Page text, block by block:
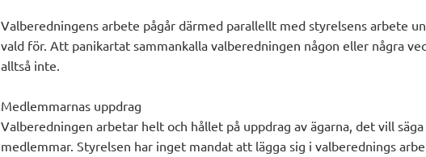
Valberedningens arbete pågår därmed parallellt med styrelsens arbete
vald för. Att panikartat sammankalla valberedningen någon eller några
alltså inte.
Medlemmarnas uppdrag
Valberedningen arbetar helt och hållet på uppdrag av ägarna, det vill
medlemmar. Styrelsen har inget mandat att lägga sig i valberednings